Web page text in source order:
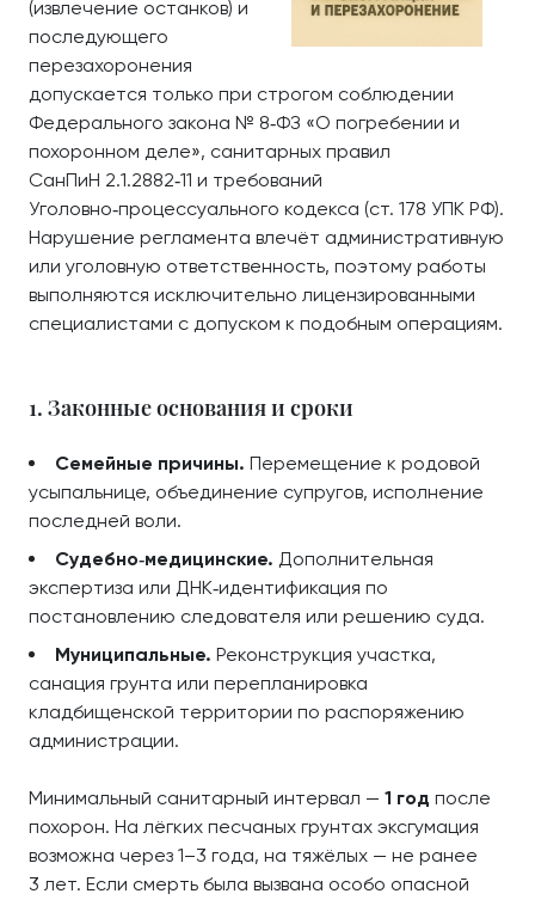
(извлечение останков) и
последующего
перезахоронения
допускается только при строгом соблюдении
Федерального закона № 8‑ФЗ «О погребении и
похоронном деле», санитарных правил
СанПиН 2.1.2882‑11 и требований
Уголовно‑процессуального кодекса (ст. 178 УПК РФ).
Нарушение регламента влечёт административную
или уголовную ответственность, поэтому работы
выполняются исключительно лицензированными
специалистами с допуском к подобным операциям.
1. Законные основания и сроки
Семейные причины. Перемещение к родовой
усыпальнице, объединение супругов, исполнение
последней воли.
Судебно‑медицинские. Дополнительная
экспертиза или ДНК‑идентификация по
постановлению следователя или решению суда.
Муниципальные. Реконструкция участка,
санация грунта или перепланировка
кладбищенской территории по распоряжению
администрации.
Минимальный санитарный интервал — 1 год после
похорон. На лёгких песчаных грунтах эксгумация
возможна через 1–3 года, на тяжёлых — не ранее
3 лет. Если смерть была вызвана особо опасной